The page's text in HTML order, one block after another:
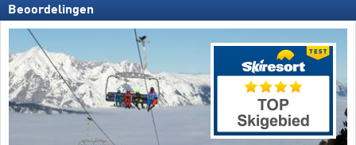
Beoordelingen